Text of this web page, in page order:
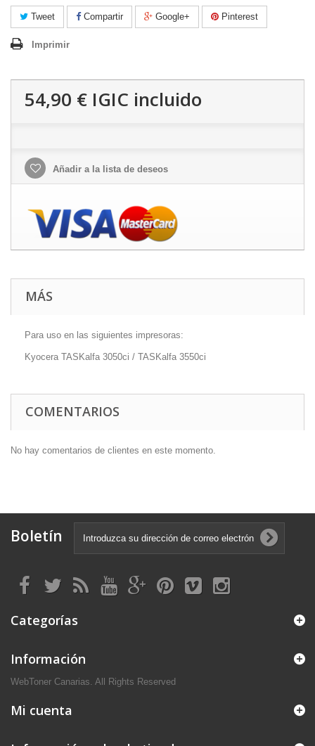
Tweet Compartir Google+ Pinterest
Imprimir
54,90 € IGIC incluido
Añadir a la lista de deseos
MÁS
Para uso en las siguientes impresoras:
Kyocera TASKalfa 3050ci / TASKalfa 3550ci
COMENTARIOS
No hay comentarios de clientes en este momento.
Boletín
Categorías
Información
WebToner Canarias. All Rights Reserved
Mi cuenta